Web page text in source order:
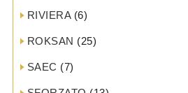
RIVIERA(6)
ROKSAN (25)
SAEC (7)